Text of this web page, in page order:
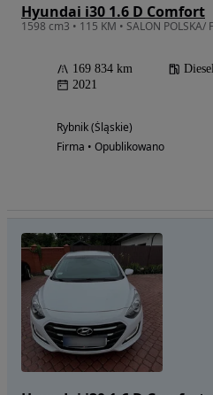
Hyundai i30 1.6 D Comfort
169 834 km Diesel
2021
Rybnik (Śląskie)
Firma • Opublikowano